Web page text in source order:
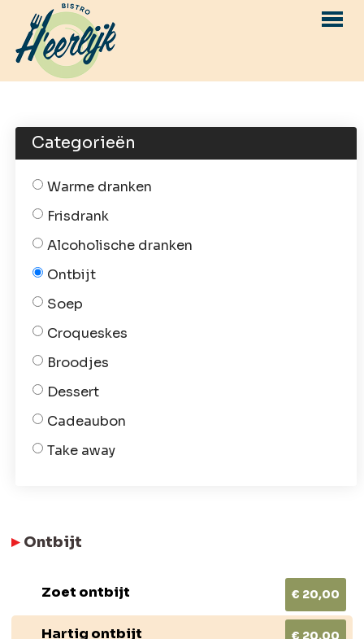
Reserveren
Catering
Over ons
Contact
Categorieën
Warme dranken
Frisdrank
Alcoholische dranken
Ontbijt
Soep
Croqueskes
Broodjes
Dessert
Cadeaubon
Take away
Ontbijt
Zoet ontbijt € 20,00
Hartig ontbijt € 20,00